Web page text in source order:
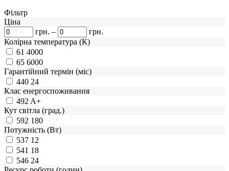
Фiльтр
Ціна
грн. –
грн.
Колірна температура (К)
61 4000
65 6000
Гарантійний термін (міс)
440 24
Клас енергоспоживання
492 A+
Кут світла (град.)
592 180
Потужність (Вт)
537 12
541 18
546 24